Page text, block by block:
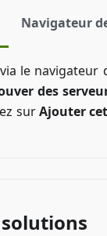
Navigateur
le
des
surAjouter